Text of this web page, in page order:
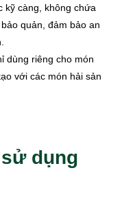
kỹ càng, không chứa
quản, đảm bảo an
dùng riêng cho món
với các món hải sản
dụng